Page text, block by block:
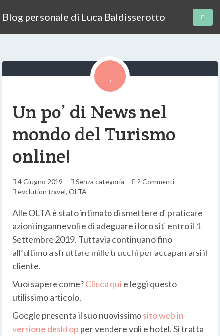
Blog personale di Luca Baldisserotto
Un po’ di News nel
mondo del Turismo
online!
4 Giugno 2019 Senza categoria
2 Commenti
evolution travel, OLTA
Alle OLTA è stato intimato di smettere di praticare
azioni ingannevoli e di adeguare i loro siti entro il 1
Settembre 2019. Tuttavia continuano fino
all’ultimo a sfruttare mille trucchi per accaparrarsi il
cliente.
Vuoi sapere come?Clicca qui e leggi questo
utilissimo articolo.
Google presenta il suo nuovissimosito web in
versione desktop per vendere voli e hotel. Si tratta